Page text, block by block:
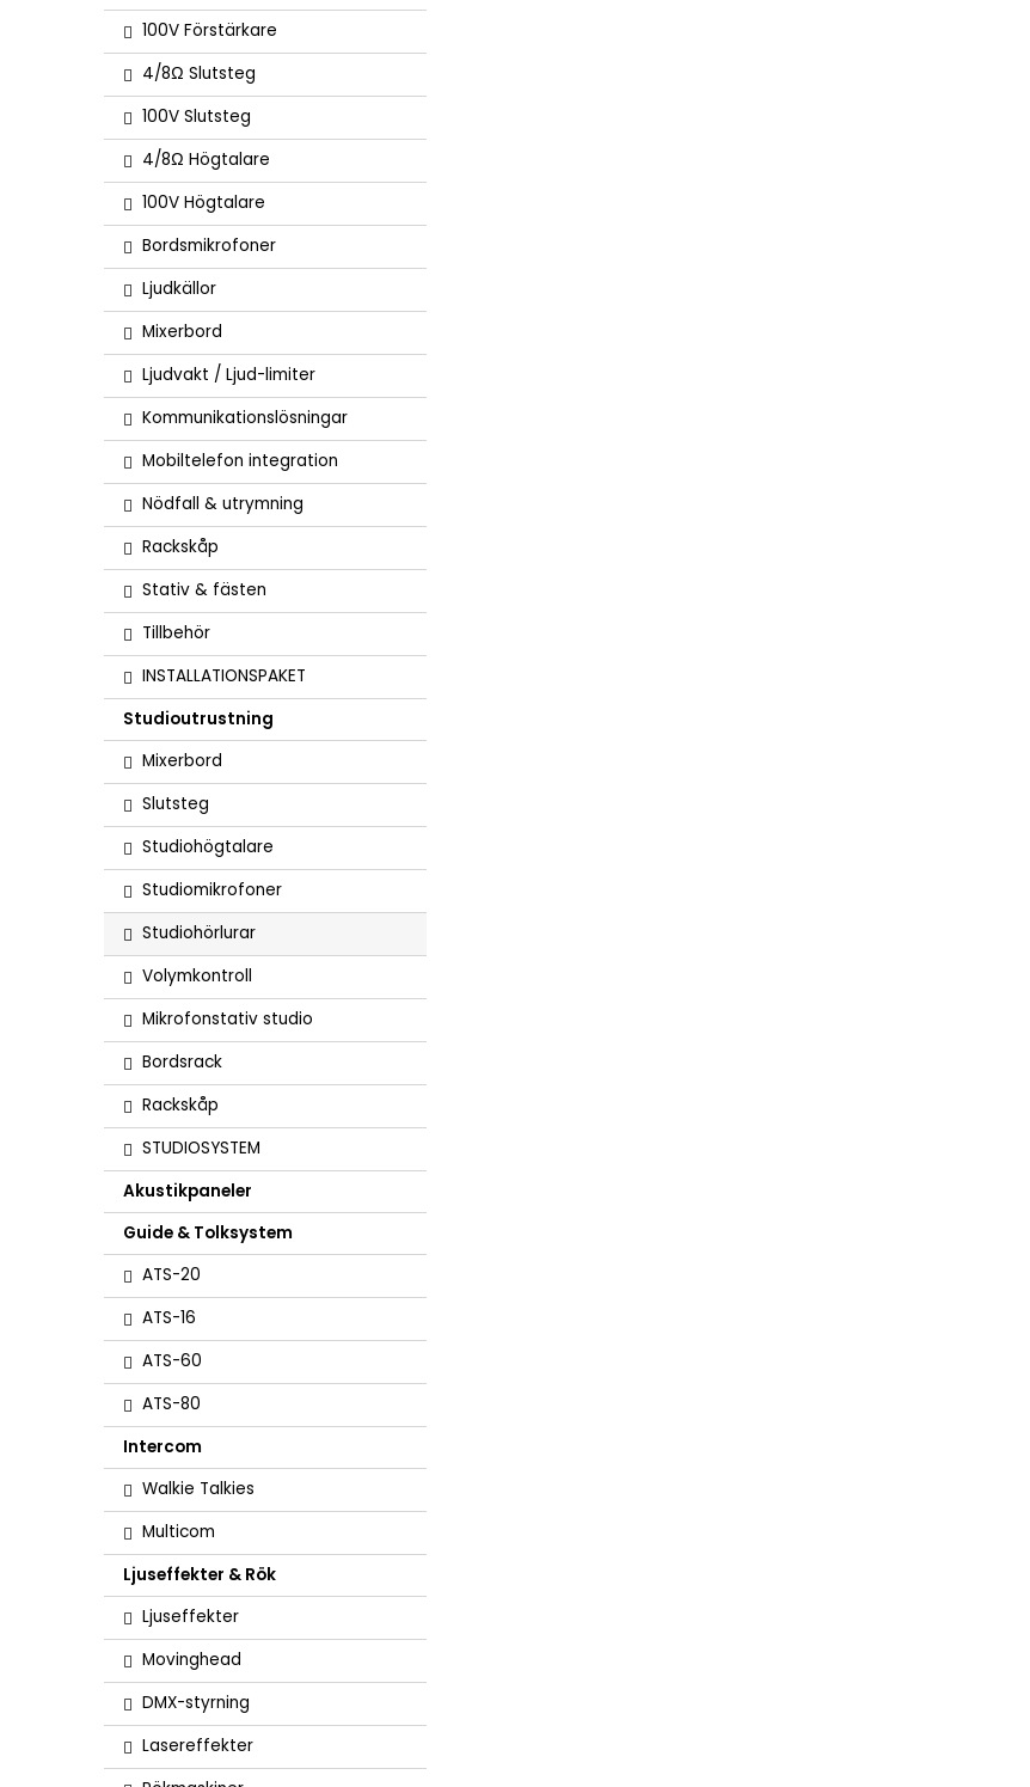
100V Förstärkare
4/8Ω Slutsteg
100V Slutsteg
4/8Ω Högtalare
100V Högtalare
Bordsmikrofoner
Ljudkällor
Mixerbord
Ljudvakt / Ljud-limiter
Kommunikationslösningar
Mobiltelefon integration
Nödfall & utrymning
Rackskåp
Stativ & fästen
Tillbehör
INSTALLATIONSPAKET
Studioutrustning
Mixerbord
Slutsteg
Studiohögtalare
Studiomikrofoner
Studiohörlurar
Volymkontroll
Mikrofonstativ studio
Bordsrack
Rackskåp
STUDIOSYSTEM
Akustikpaneler
Guide & Tolksystem
ATS-20
ATS-16
ATS-60
ATS-80
Intercom
Walkie Talkies
Multicom
Ljuseffekter & Rök
Ljuseffekter
Movinghead
DMX-styrning
Lasereffekter